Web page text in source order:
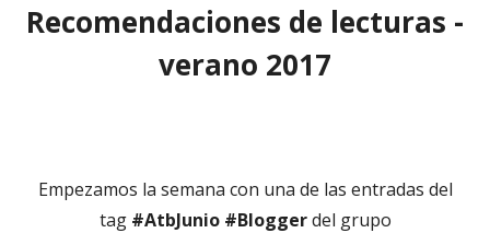
Recomendaciones de lecturas -
verano 2017
Empezamos la semana con una de las entradas del
tag #AtbJunio #Bloggerdel grupo